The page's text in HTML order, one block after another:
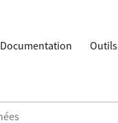
Documentation Outils